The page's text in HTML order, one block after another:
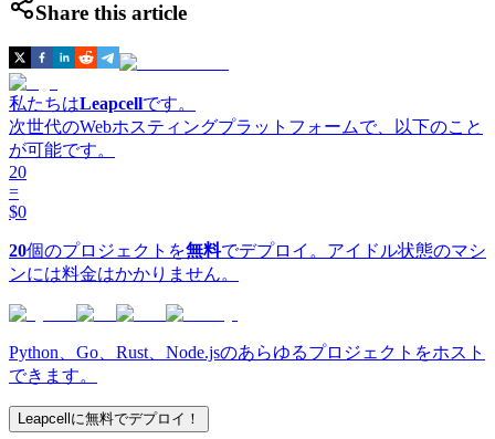
Share this article
私たちはLeapcellです。
次世代のWebホスティングプラットフォームで、以下のこと
が可能です。
20
=
$0
20個のプロジェクトを無料でデプロイ。アイドル状態のマシ
ンには料金はかかりません。
Python、Go、Rust、Node.jsのあらゆるプロジェクトをホスト
できます。
Leapcellに無料でデプロイ！